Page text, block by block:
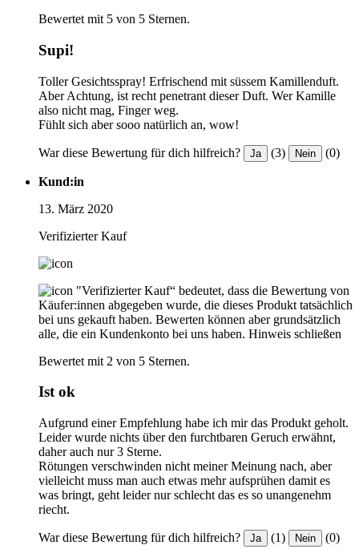
Bewertet mit 5 von 5 Sternen.
Supi!
Toller Gesichtsspray! Erfrischend mit süssem Kamillenduft.
Aber Achtung, ist recht penetrant dieser Duft. Wer Kamille
also nicht mag, Finger weg.
Fühlt sich aber sooo natürlich an, wow!
War diese Bewertung für dich hilfreich? Ja (3) Nein (0)
Kund:in
13. März 2020
Verifizierter Kauf
"Verifizierter Kauf“ bedeutet, dass die Bewertung von
Käufer:innen abgegeben wurde, die dieses Produkt tatsächlich
bei uns gekauft haben. Bewerten können aber grundsätzlich
alle, die ein Kundenkonto bei uns haben. Hinweis schließen
Bewertet mit 2 von 5 Sternen.
Ist ok
Aufgrund einer Empfehlung habe ich mir das Produkt geholt.
Leider wurde nichts über den furchtbaren Geruch erwähnt,
daher auch nur 3 Sterne.
Rötungen verschwinden nicht meiner Meinung nach, aber
vielleicht muss man auch etwas mehr aufsprühen damit es
was bringt, geht leider nur schlecht das es so unangenehm
riecht.
War diese Bewertung für dich hilfreich? Ja (1) Nein (0)